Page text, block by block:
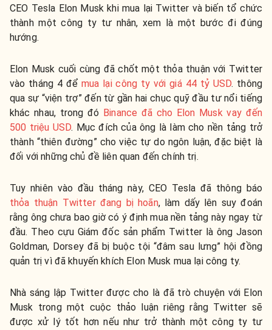
CEO Tesla Elon Musk khi mua lại Twitter và biến tổ chức
thành một công ty tư nhân, xem là một bước đi đúng
hướng.
Elon Musk cuối cùng đã chốt một thỏa thuận với Twitter
vào tháng 4 để mua lại công ty với giá 44 tỷ USD. thông
qua sự “viện trợ” đến từ gần hai chục quỹ đầu tư nổi tiếng
khác nhau, trong đó Binance đã cho Elon Musk vay đến
500 triệu USD. Mục đích của ông là làm cho nền tảng trở
thành “thiên đường” cho việc tự do ngôn luận, đặc biệt là
đối với những chủ đề liên quan đến chính trị.
Tuy nhiên vào đầu tháng này, CEO Tesla đã thông báo
thỏa thuận Twitter đang bị hoãn, làm dấy lên suy đoán
rằng ông chưa bao giờ có ý định mua nền tảng này ngay từ
đầu. Theo cựu Giám đốc sản phẩm Twitter là ông Jason
Goldman, Dorsey đã bị buộc tội “đâm sau lưng” hội đồng
quản trị vì đã khuyến khích Elon Musk mua lại công ty.
Nhà sáng lập Twitter được cho là đã trò chuyện với Elon
Musk trong một cuộc thảo luận riêng rằng Twitter sẽ
được xử lý tốt hơn nếu như trở thành một công ty tư